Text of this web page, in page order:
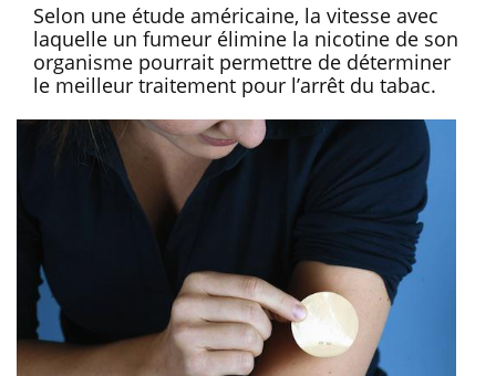
Selon une étude américaine, la vitesse avec
laquelle un fumeur élimine la nicotine de son
organisme pourrait permettre de déterminer
le meilleur traitement pour l’arrêt du tabac.